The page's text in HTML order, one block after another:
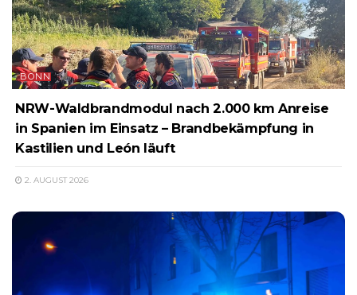
BONN
NRW-Waldbrandmodul nach 2.000 km Anreise
in Spanien im Einsatz – Brandbekämpfung in
Kastilien und León läuft
2. AUGUST 2026